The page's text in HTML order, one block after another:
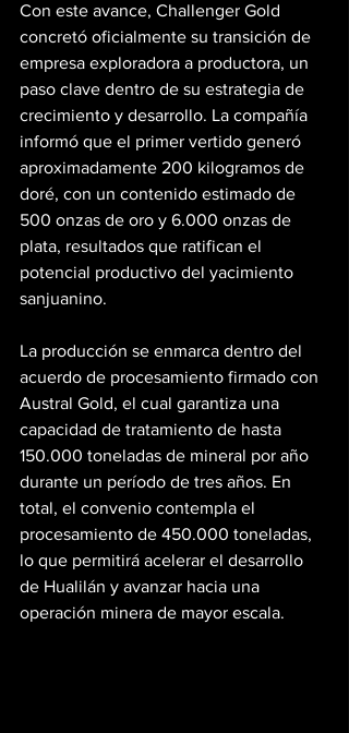
Con este avance, Challenger Gold
concretó oficialmente su transición de
empresa exploradora a productora, un
paso clave dentro de su estrategia de
crecimiento y desarrollo. La compañía
informó que el primer vertido generó
aproximadamente 200 kilogramos de
doré, con un contenido estimado de
500 onzas de oro y 6.000 onzas de
plata, resultados que ratifican el
potencial productivo del yacimiento
sanjuanino.
La producción se enmarca dentro del
acuerdo de procesamiento firmado con
Austral Gold, el cual garantiza una
capacidad de tratamiento de hasta
150.000 toneladas de mineral por año
durante un período de tres años. En
total, el convenio contempla el
procesamiento de 450.000 toneladas,
lo que permitirá acelerar el desarrollo
de Hualilán y avanzar hacia una
operación minera de mayor escala.